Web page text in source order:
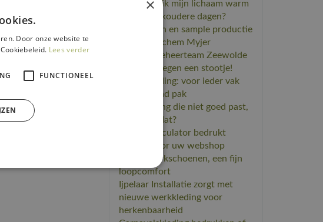
Hoe houd ik mijn lichaam warm
tijdens de koudere dagen?
​Ontwerpen en sample productie
T-shirts Jochem Myjer
Scoutingbeheerteam Zeewolde
kan weer tegen een stootje!
Schoolkleding: voor ieder vak
een passend pak
Werkkleding die niet goed past,
herken je dat?
Kledingcalculator bedrukt
kleding voor uw webshop
Sixton werkschoenen, een fijn
loopcomfort
Ijpelaar Installatie zorgt met
nieuwe werkkleding voor
herkenbaarheid
×
Door onze website te
Lees verder
FUNCTIONEEL